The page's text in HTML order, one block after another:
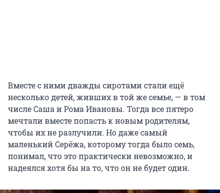
Вместе с ними дважды сиротами стали ещё
несколько детей, живших в той же семье, — в том
числе Саша и Рома Ивановы. Тогда все пятеро
мечтали вместе попасть к новым родителям,
чтобы их не разлучили. Но даже самый
маленький Серёжа, которому тогда было семь,
понимал, что это практически невозможно, и
надеялся хотя бы на то, что он не будет один.